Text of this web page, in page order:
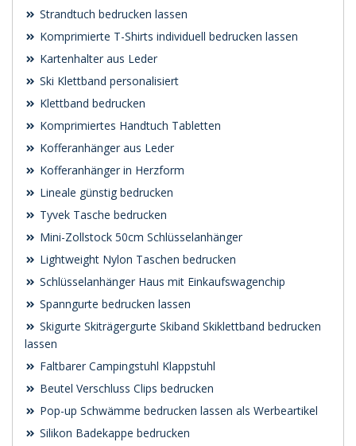
Strandtuch bedrucken lassen
Komprimierte T-Shirts individuell bedrucken lassen
Kartenhalter aus Leder
Ski Klettband personalisiert
Klettband bedrucken
Komprimiertes Handtuch Tabletten
Kofferanhänger aus Leder
Kofferanhänger in Herzform
Lineale günstig bedrucken
Tyvek Tasche bedrucken
Mini-Zollstock 50cm Schlüsselanhänger
Lightweight Nylon Taschen bedrucken
Schlüsselanhänger Haus mit Einkaufswagenchip
Spanngurte bedrucken lassen
Skigurte Skiträgergurte Skiband Skiklettband bedrucken
lassen
Faltbarer Campingstuhl Klappstuhl
Beutel Verschluss Clips bedrucken
Pop-up Schwämme bedrucken lassen als Werbeartikel
Silikon Badekappe bedrucken